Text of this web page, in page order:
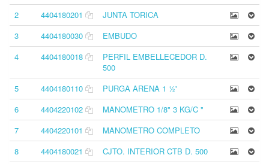
2
4404180201
JUNTA TORICA
3
4404180030
EMBUDO
4
4404180018
PERFIL EMBELLECEDOR D.
500
5
4404180110
PURGA ARENA 1 ½'
6
4404220102
MANOMETRO 1/8" 3 KG/C "
7
4404220101
MANOMETRO COMPLETO
8
4404180021
CJTO. INTERIOR CTB D. 500